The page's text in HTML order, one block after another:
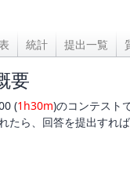
統計 提出一覧
要
(1h30m)のコンテスト
ら、回答を提出すれば